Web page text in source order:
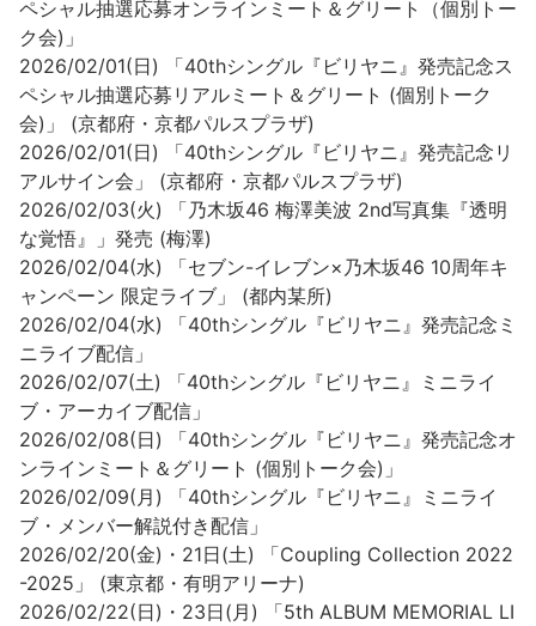
ペシャル抽選応募オンラインミート＆グリート（個別トー
ク会)」
2026/02/01(日) 「40thシングル『ビリヤニ』発売記念ス
ペシャル抽選応募リアルミート＆グリート (個別トーク
会)」 (京都府・京都パルスプラザ)
2026/02/01(日) 「40thシングル『ビリヤニ』発売記念リ
アルサイン会」 (京都府・京都パルスプラザ)
2026/02/03(火) 「乃木坂46 梅澤美波 2nd写真集『透明
な覚悟』」発売 (梅澤)
2026/02/04(水) 「セブン-イレブン×乃木坂46 10周年キ
ャンペーン 限定ライブ」 (都内某所)
2026/02/04(水) 「40thシングル『ビリヤニ』発売記念ミ
ニライブ配信」
2026/02/07(土) 「40thシングル『ビリヤニ』ミニライ
ブ・アーカイブ配信」
2026/02/08(日) 「40thシングル『ビリヤニ』発売記念オ
ンラインミート＆グリート (個別トーク会)」
2026/02/09(月) 「40thシングル『ビリヤニ』ミニライ
ブ・メンバー解説付き配信」
2026/02/20(金)・21日(土) 「Coupling Collection 2022
-2025」 (東京都・有明アリーナ)
2026/02/22(日)・23日(月) 「5th ALBUM MEMORIAL LI